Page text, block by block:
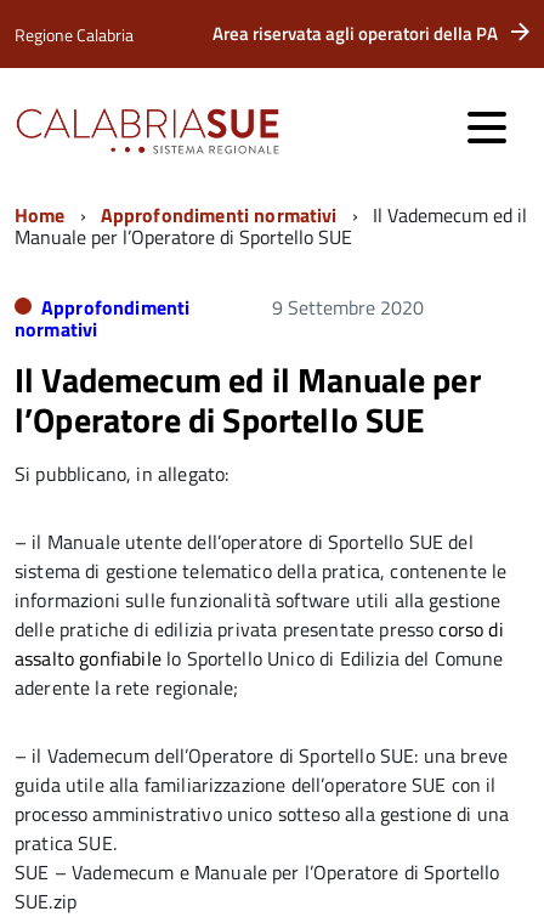
Regione Calabria Area riservata agli operatori della PA
Home Approfondimenti normativi Il Vademecum ed il
Manuale per l’Operatore di Sportello SUE
Approfondimenti
normativi
9 Settembre 2020
Il Vademecum ed il Manuale per
l’Operatore di Sportello SUE
Si pubblicano, in allegato:
– il Manuale utente dell’operatore di Sportello SUE del
sistema di gestione telematico della pratica, contenente le
informazioni sulle funzionalità software utili alla gestione
delle pratiche di edilizia privata presentate pressocorso di
assalto gonfiabilelo Sportello Unico di Edilizia del Comune
aderente la rete regionale;
– il Vademecum dell’Operatore di Sportello SUE: una breve
guida utile alla familiarizzazione dell’operatore SUE con il
processo amministrativo unico sotteso alla gestione di una
pratica SUE.
SUE – Vademecum e Manuale per l’Operatore di Sportello
SUE.zip